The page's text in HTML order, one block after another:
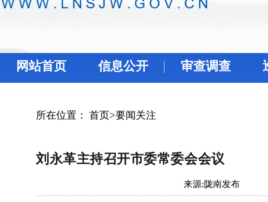
网站首页 信息公开 审查调查
所在位置： 首页>要闻关注
刘永革主持召开市委常委会会议
来源:陇南发布